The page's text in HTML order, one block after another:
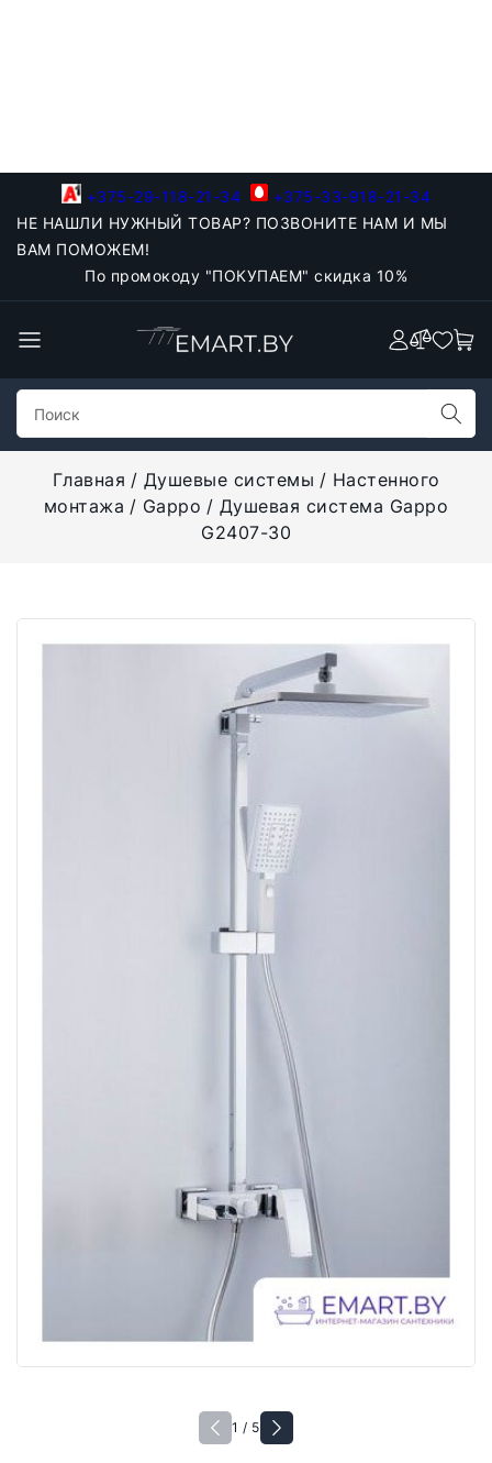
+375-29-118-21-34
+375-33-918-21-34
НЕ НАШЛИ НУЖНЫЙ ТОВАР? ПОЗВОНИТЕ НАМ И МЫ
ВАМ ПОМОЖЕМ!
По промокоду "ПОКУПАЕМ" скидка 10%
Главная Душевые системы
Настенного
монтажа
Gappo
Душевая система Gappo
G2407-30
1 / 5